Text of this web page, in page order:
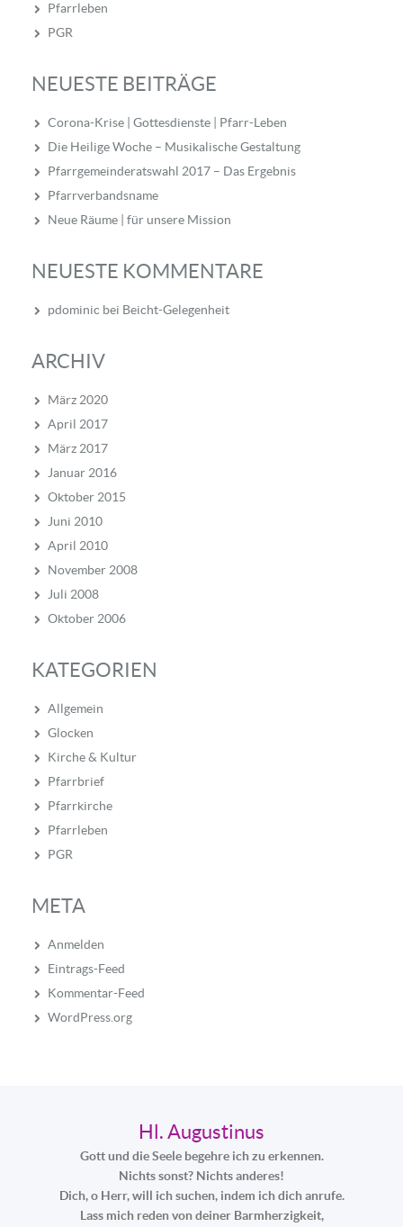
Pfarrleben
PGR
NEUESTE BEITRÄGE
Corona-Krise | Gottesdienste | Pfarr-Leben
Die Heilige Woche – Musikalische Gestaltung
Pfarrgemeinderatswahl 2017 – Das Ergebnis
Pfarrverbandsname
Neue Räume | für unsere Mission
NEUESTE KOMMENTARE
pdominic bei Beicht-Gelegenheit
ARCHIV
März 2020
April 2017
März 2017
Januar 2016
Oktober 2015
Juni 2010
April 2010
November 2008
Juli 2008
Oktober 2006
KATEGORIEN
Allgemein
Glocken
Kirche & Kultur
Pfarrbrief
Pfarrkirche
Pfarrleben
PGR
META
Anmelden
Eintrags-Feed
Kommentar-Feed
WordPress.org
Hl. Augustinus
Gott und die Seele begehre ich zu erkennen.
Nichts sonst? Nichts anderes!
Dich, o Herr, will ich suchen, indem ich dich anrufe.
Lass mich reden von deiner Barmherzigkeit,